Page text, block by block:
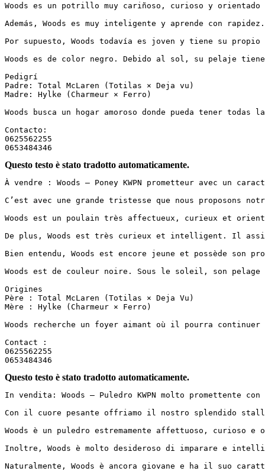
Woods es un potrillo muy cariñoso, curioso y
Además, Woods es muy inteligente y aprende con
Por supuesto, Woods todavía es joven y tiene su
Woods es de color negro. Debido al sol, su pelaje
Pedigrí
Padre: Total McLaren (Totilas × Deja vu)
Madre: Hylke (Charmeur × Ferro)
Woods busca un hogar amoroso donde pueda tener
Contacto:
0625562255
0653484346
Questo testo è stato tradotto automaticamente.
À vendre : Woods – Poney KWPN prometteur avec un
C’est avec une grande tristesse que nous proposons
Woods est un poulain très affectueux, curieux et
De plus, Woods est très curieux et intelligent. Il
Bien entendu, Woods est encore jeune et possède
Woods est de couleur noire. Sous le soleil, son
Origines
Père : Total McLaren (Totilas × Deja Vu)
Mère : Hylke (Charmeur × Ferro)
Woods recherche un foyer aimant où il pourra
Contact :
0625562255
0653484346
Questo testo è stato tradotto automaticamente.
In vendita: Woods – Puledro KWPN molto promettente
Con il cuore pesante offriamo il nostro splendido
Woods è un puledro estremamente affettuoso,
Inoltre, Woods è molto desideroso di imparare e
Naturalmente, Woods è ancora giovane e ha il suo